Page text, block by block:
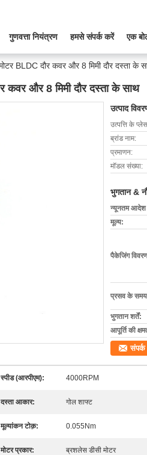
गुणवत्ता नियंत्रण हमसे संपर्क करें एक
BLDC दौर कवर और 8 मिमी दौर दस्ता के
कवर और 8 मिमी दौर दस्ता के साथ
उत्पाद
उत्पत्ति के
ब्रांड नाम:
प्रमाणन:
मॉडल संख्या:
भुगतान &
न्यूनतम आदेश
मूल्य:
पैकेजिंग
प्रसव के
भुगतान शर्तें:
आपूर्ति की
स्पीड (आरपीएम): 4000RPM
दस्ता आकार: गोल शाफ्ट
मूल्यांकन टोक़: 0.055Nm
मोटर प्रकार: ब्रशलेस डीसी मोटर